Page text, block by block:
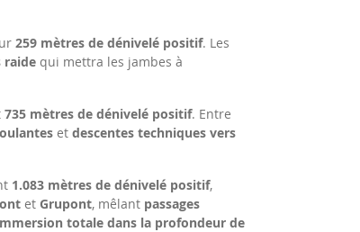
259 mètres de dénivelé positif. Les
raide qui mettra les jambes à
735 mètres de dénivelé positif. Entre
etdescentes techniques vers
1.083 mètres de dénivelé positif,
et Grupont, mêlant passages
totale dans la profondeur de